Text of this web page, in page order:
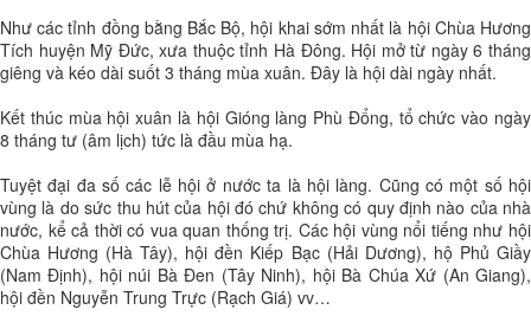
Như các tỉnh đồng bằng Bắc Bộ, hội khai sớm nhất là hội Chùa Hương
Tích huyện Mỹ Đức, xưa thuộc tỉnh Hà Đông. Hội mở từ ngày 6 tháng
giêng và kéo dài suốt 3 tháng mùa xuân. Đây là hội dài ngày nhất.
Kết thúc mùa hội xuân là hội Gióng làng Phù Đổng, tổ chức vào ngày
8 tháng tư (âm lịch) tức là đầu mùa hạ.
Tuyệt đại đa số các lễ hội ở nước ta là hội làng. Cũng có một số hội
vùng là do sức thu hút của hội đó chứ không có quy định nào của nhà
nước, kể cả thời có vua quan thống trị. Các hội vùng nổi tiếng như hội
Chùa Hương (Hà Tây), hội đền Kiếp Bạc (Hải Dương), hộ Phủ Giầy
(Nam Định), hội núi Bà Đen (Tây Ninh), hội Bà Chúa Xứ (An Giang),
hội đền Nguyễn Trung Trực (Rạch Giá) vv…